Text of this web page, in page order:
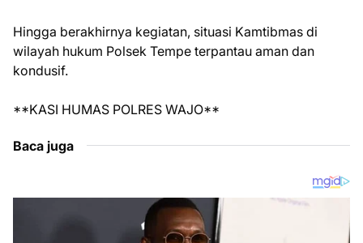
Hingga berakhirnya kegiatan, situasi Kamtibmas di
wilayah hukum Polsek Tempe terpantau aman dan
kondusif.
**KASI HUMAS POLRES WAJO**
Baca juga